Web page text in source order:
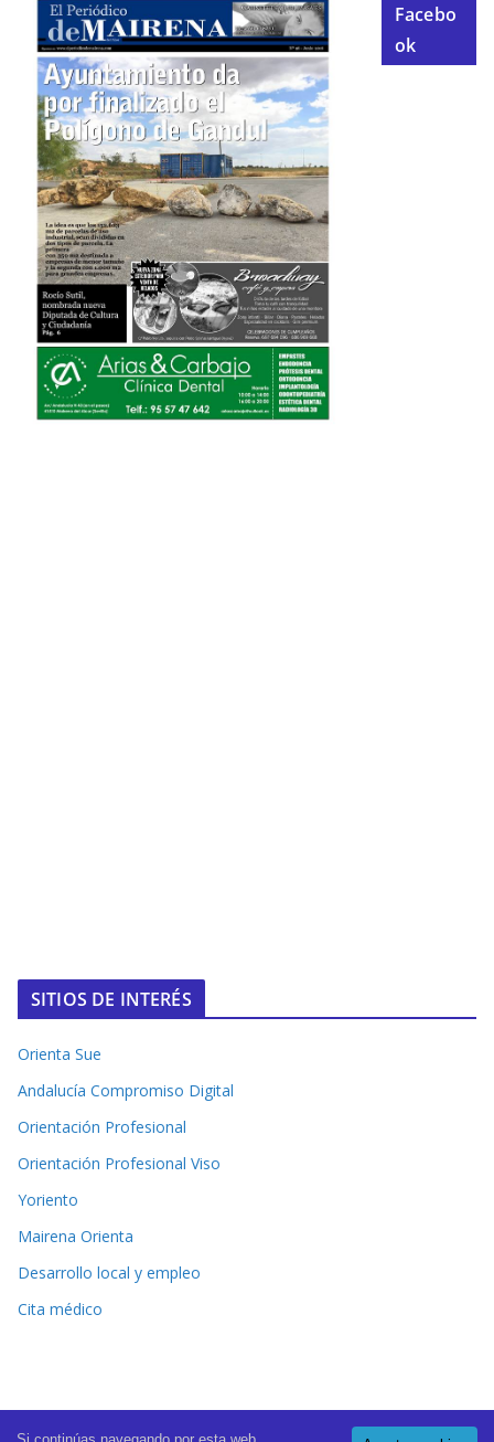
Facebo
ok
SITIOS DE INTERÉS
Orienta Sue
Andalucía Compromiso Digital
Orientación Profesional
Orientación Profesional Viso
Yoriento
Mairena Orienta
Desarrollo local y empleo
Cita médico